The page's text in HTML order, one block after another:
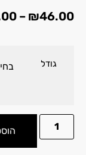
₪46.00
–
גודל